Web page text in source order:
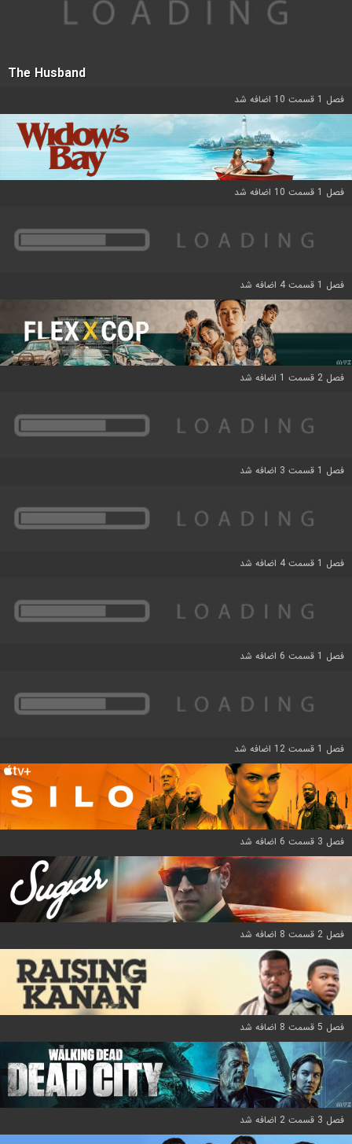
The Husband
فصل 1 قسمت 10 اضافه شد
فصل 1 قسمت 10 اضافه شد
فصل 1 قسمت 4 اضافه شد
فصل 2 قسمت 1 اضافه شد
فصل 1 قسمت 3 اضافه شد
فصل 1 قسمت 4 اضافه شد
فصل 1 قسمت 6 اضافه شد
فصل 1 قسمت 12 اضافه شد
فصل 3 قسمت 6 اضافه شد
فصل 2 قسمت 8 اضافه شد
فصل 5 قسمت 8 اضافه شد
فصل 3 قسمت 2 اضافه شد